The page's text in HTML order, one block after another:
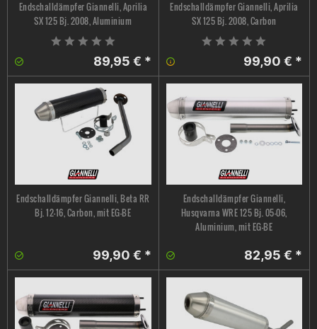
Endschalldämpfer Giannelli, Aprilia
SX 125 Bj. 2008, Aluminium
89,95 € *
Endschalldämpfer Giannelli, Aprilia
SX 125 Bj. 2008, Carbon
99,90 € *
Endschalldämpfer Giannelli, Beta RR
Bj. 12-16, Carbon, mit EG-BE
99,90 € *
Endschalldämpfer Giannelli,
Husqvarna WRE 125 Bj. 05-06,
Aluminium, mit EG-BE
82,95 € *